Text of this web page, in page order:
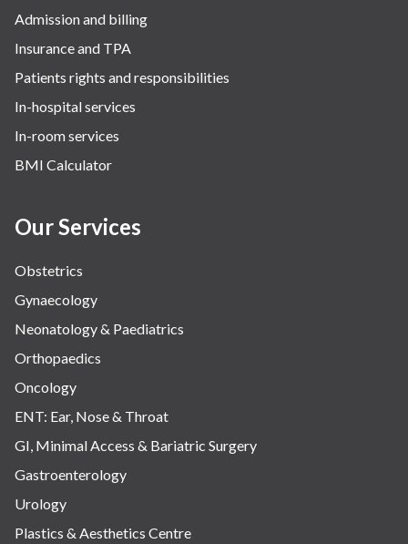
Admission and billing
Insurance and TPA
Patients rights and responsibilities
In-hospital services
In-room services
BMI Calculator
Our Services
Obstetrics
Gynaecology
Neonatology & Paediatrics
Orthopaedics
Oncology
ENT: Ear, Nose & Throat
GI, Minimal Access & Bariatric Surgery
Gastroenterology
Urology
Plastics & Aesthetics Centre